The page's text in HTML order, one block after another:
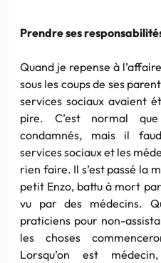
Prendre ses
Quand je repense à
sous les coups de ses
services sociaux avaient
pire. C’est normal
condamnés, mais il
services sociaux et les
rien faire. Il s’est passé la
petit Enzo, battu à mort
vu par des médecins.
praticiens pour non-
les choses
Lorsqu’on est